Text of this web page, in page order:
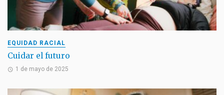
EQUIDAD RACIAL
Cuidar el futuro
1 de mayo de 2025